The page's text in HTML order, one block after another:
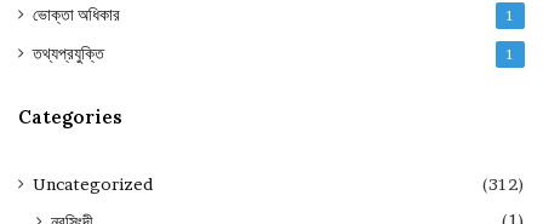
ভোক্তা অধিকার 1
তথ্যপ্রযুক্তি 1
Categories
Uncategorized (312)